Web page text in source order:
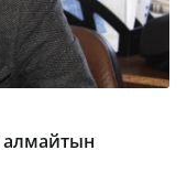
алмайтын